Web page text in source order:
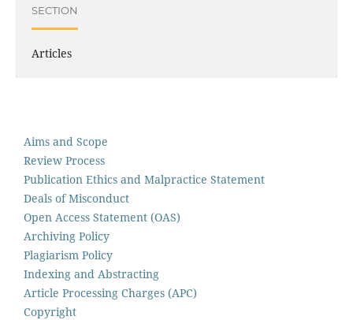
SECTION
Articles
Aims and Scope
Review Process
Publication Ethics and Malpractice Statement
Deals of Misconduct
Open Access Statement (OAS)
Archiving Policy
Plagiarism Policy
Indexing and Abstracting
Article Processing Charges (APC)
Copyright